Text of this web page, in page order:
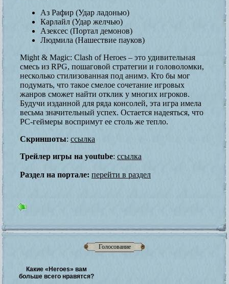
Голосование
Какие «Heroes» вам
больше всего нравятся?
Аз Рафир (Удар ладонью)
Карлайл (Удар желчью)
Азексес (Портал демонов)
Людмила (Нашествие пауков)
Might & Magic: Clash of Heroes – это удивительная
смесь из RPG, пошаговой стратегии и головоломки,
несколько стилизованная под анимэ. Кто бы мог
подумать, что такое смелое сочетание игровых
жанров сможет найти отклик у многих игроков.
Будучи изданной для ряда консолей, эта игра имела
весьма значительный успех. Остается надеяться, что
PC-геймеры воспримут ее столь же тепло.
Скриншоты: ссылка
Трейлер игры на youtube: ссылка
Раздел на портале: перейти в раздел